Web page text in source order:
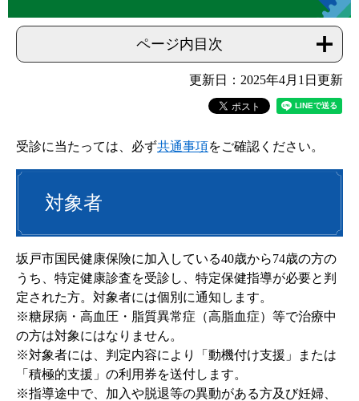
ページ内目次
更新日：2025年4月1日更新
受診に当たっては、必ず共通事項をご確認ください。
対象者
坂戸市国民健康保険に加入している40歳から74歳の方の
うち、特定健康診査を受診し、特定保健指導が必要と判
定された方。対象者には個別に通知します。
※糖尿病・高血圧・脂質異常症（高脂血症）等で治療中
の方は対象にはなりません。
※対象者には、判定内容により「動機付け支援」または
「積極的支援」の利用券を送付します。
※指導途中で、加入や脱退等の異動がある方及び妊婦、